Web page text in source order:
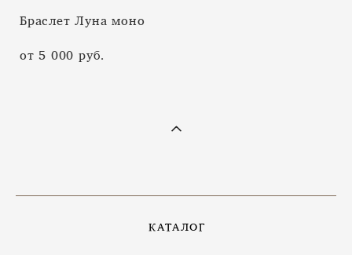
Браслет Луна моно
от 5 000 pуб.
КАТАЛОГ